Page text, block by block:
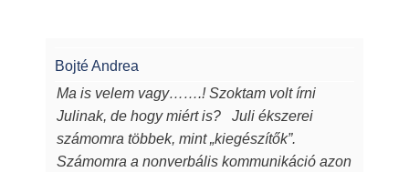
Bojté Andrea
Ma is velem vagy…….! Szoktam volt írni
Julinak, de hogy miért is? Juli ékszerei
számomra többek, mint „kiegészítők”.
Számomra a nonverbális kommunikáció azon